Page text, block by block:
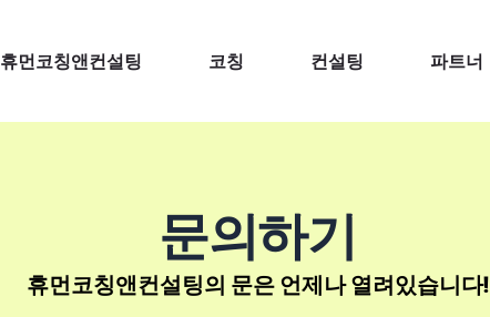
휴먼코칭앤컨설팅 코칭 컨설팅 파트너
문의하기
휴먼코칭앤컨설팅의 문은 언제나 열려있습니다!